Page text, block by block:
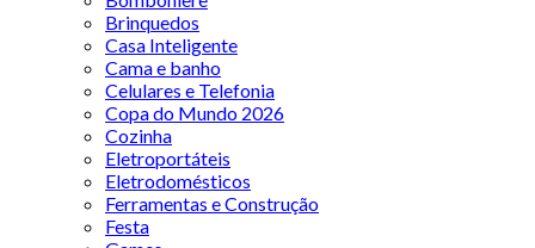
Brinquedos
Casa Inteligente
Cama e banho
Celulares e Telefonia
Copa do Mundo 2026
Cozinha
Eletroportáteis
Eletrodomésticos
Ferramentas e Construção
Festa